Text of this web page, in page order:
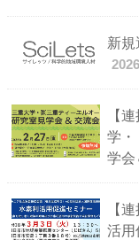
新
【
学・
学会
【
活用